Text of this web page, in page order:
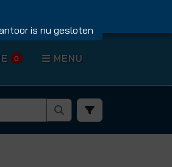
is nu gesloten
0 MENU